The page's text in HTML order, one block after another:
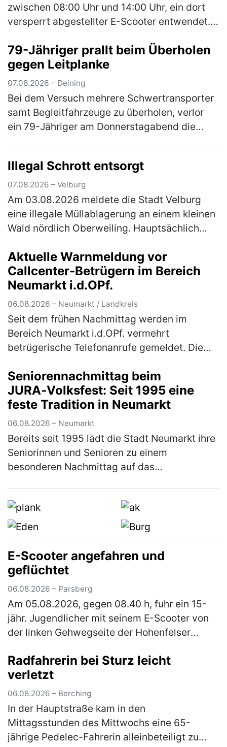
zwischen 08:00 Uhr und 14:00 Uhr, ein dort
versperrt abgestellter E-Scooter entwendet.
schwarzen E-Scooter der Marke Xiao…(mehr)
79-Jähriger prallt beim Überholen
gegen Leitplanke
07.08.2026 – Deining
Bei dem Versuch mehrere Schwertransporter
samt Begleitfahrzeuge zu überholen, verlor
ein 79-Jähriger am Donnerstagabend die
Illegal Schrott entsorgt
07.08.2026 – Velburg
Am 03.08.2026 meldete die Stadt Velburg
eine illegale Müllablagerung an einem kleinen
Wald nördlich Oberweiling. Hauptsächlich
Kinderwägen und ausgeschlac…(mehr)
Aktuelle Warnmeldung vor
Callcenter-Betrügern im Bereich
Neumarkt i.d.OPf.
06.08.2026 – Neumarkt / Landkreis
Seit dem frühen Nachmittag werden im
Bereich Neumarkt i.d.OPf. vermehrt
betrügerische Telefonanrufe gemeldet. Die
verschiedenen Maschen der Betrüger! Im
Bereich Neum…(mehr)
Seniorennachmittag beim
JURA‑Volksfest: Seit 1995 eine
feste Tradition in Neumarkt
06.08.2026 – Neumarkt
Bereits seit 1995 lädt die Stadt Neumarkt ihre
Seniorinnen und Senioren zu einem
besonderen Nachmittag auf das
Er…(mehr)
E-Scooter angefahren und
geflüchtet
06.08.2026 – Parsberg
Am 05.08.2026, gegen 08.40 h, fuhr ein 15-
jähr. Jugendlicher mit seinem E-Scooter von
der linken Gehwegseite der Hohenfelser
Straße ein. Hier fuhr er auf … (mehr)
Radfahrerin bei Sturz leicht
verletzt
06.08.2026 – Berching
In der Hauptstraße kam in den
Mittagsstunden des Mittwochs eine 65-
jährige Pedelec-Fahrerin alleinbeteiligt zu